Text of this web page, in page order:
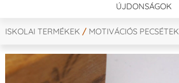
ÚJDONSÁGOK
ISKOLAI TERMÉKEK / MOTIVÁCIÓS PECSÉTEK